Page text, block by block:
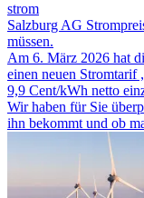
strom
Salzburg AG
müssen.
Am 6. März 2026 hat
einen neuen Stromtarif
9,9 Cent/kWh netto
Wir haben für Sie
ihn bekommt und ob